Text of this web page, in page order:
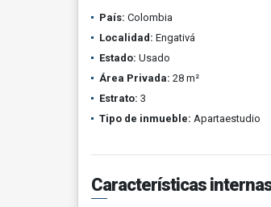
País: Colombia
Localidad: Engativá
Estado: Usado
Área Privada: 28 m²
Estrato: 3
Tipo de inmueble: Apartaestudio
Características